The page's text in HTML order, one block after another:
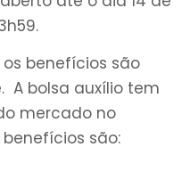
benefícios são
A bolsa auxílio tem
mercado no
são: